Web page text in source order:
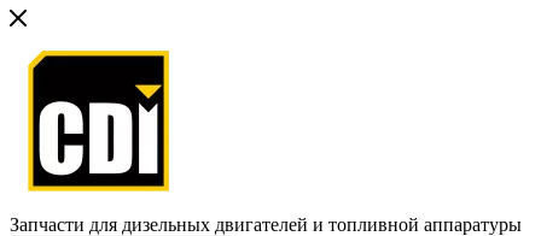
Запчасти для дизельных двигателей и топливной аппаратуры